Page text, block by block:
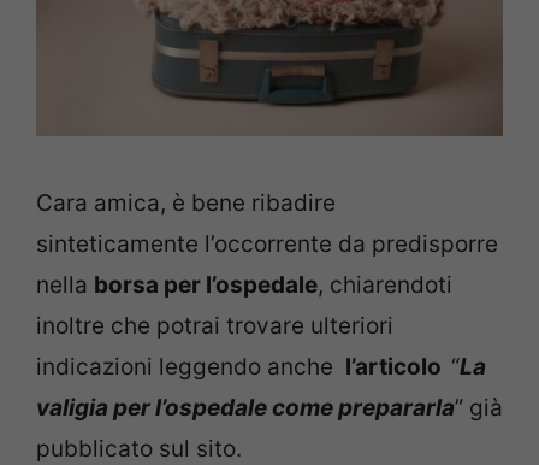
Cara amica, è bene ribadire
sinteticamente l’occorrente da predisporre
nella borsa per l’ospedale, chiarendoti
inoltre che potrai trovare ulteriori
indicazioni leggendo anche l’articolo “La
valigia per l’ospedale come prepararla” già
pubblicato sul sito.